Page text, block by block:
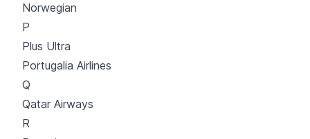
Norwegian
P
Plus Ultra
Portugalia Airlines
Q
Qatar Airways
R